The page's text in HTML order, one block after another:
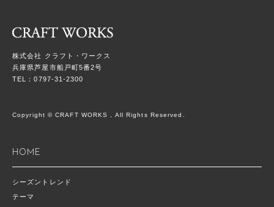
株式会社 クラフト・ワークス
兵庫県芦屋市船戸町5番2号
TEL：0797-31-2300
Copyright © CRAFT WORKS , All Rights Reserved.
HOME
シーズントレンド
テーマ